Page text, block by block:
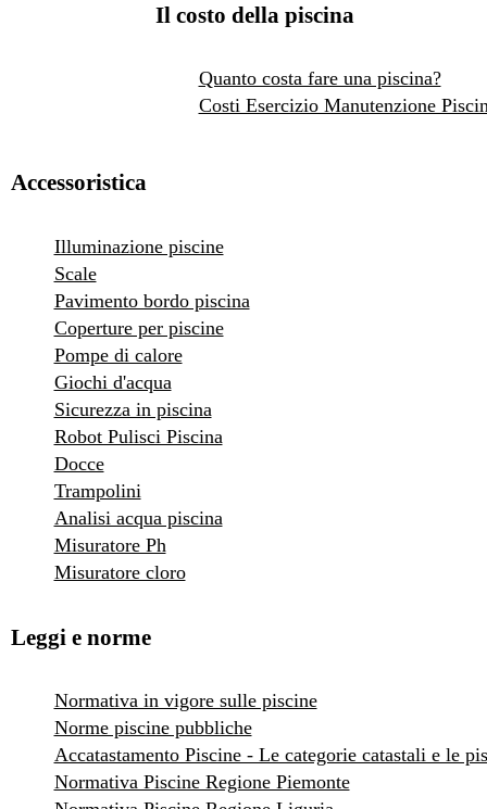
Il costo della piscina
Quanto costa fare una piscina?
Costi Esercizio Manutenzione
Accessoristica
Illuminazione piscine
Scale
Pavimento bordo piscina
Coperture per piscine
Pompe di calore
Giochi d'acqua
Sicurezza in piscina
Robot Pulisci Piscina
Docce
Trampolini
Analisi acqua piscina
Misuratore Ph
Misuratore cloro
Leggi e norme
Normativa in vigore sulle piscine
Norme piscine pubbliche
Accatastamento Piscine - Le categorie catastali e le
Normativa Piscine Regione Piemonte